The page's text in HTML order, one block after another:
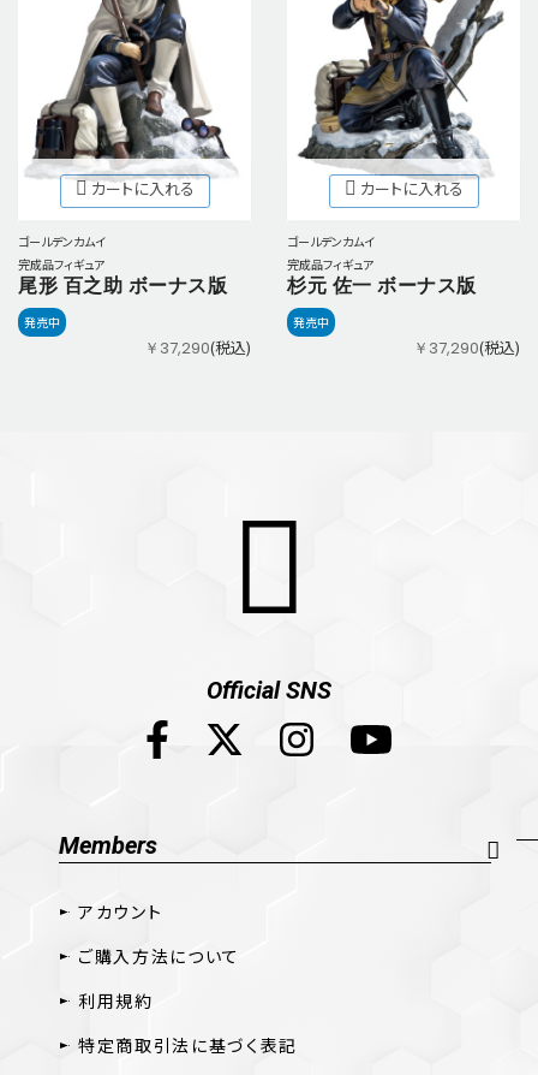
カートに入れる
ゴールデンカムイ
完成品フィギュア
尾形 百之助 ボーナス版
発売中
￥37,290(税込)
カートに入れる
ゴールデンカムイ
完成品フィギュア
杉元 佐一 ボーナス版
発売中
￥37,290(税込)
Official SNS
Members
アカウント
ご購入方法について
利用規約
特定商取引法に基づく表記